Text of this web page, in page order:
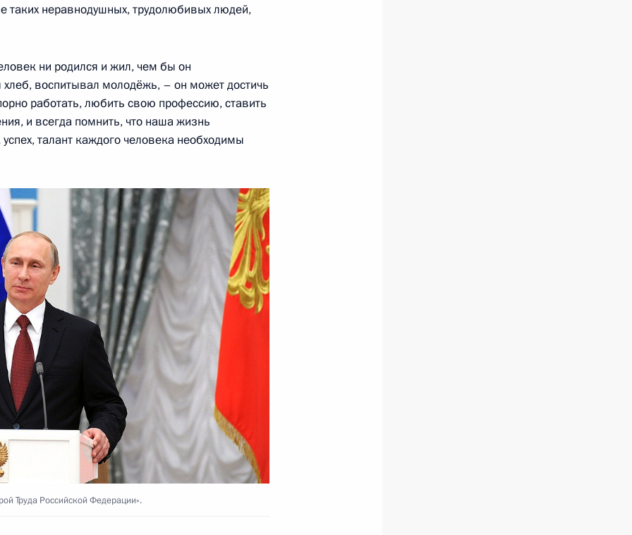
Российской Федерации»
11
Франсуа Олландом
Безопасности
Ново-Огарёво
1
прав предпринимателей
Ново-Огарёво
Ново-Огарёво
1
таких неравнодушных, трудолюбивых людей,
ни родился и жил, чем бы он
хлеб, воспитывал молодёжь, – он может достичь
работать, любить свою профессию, ставить
и всегда помнить, что наша жизнь
талант каждого человека необходимы
Труда Российской Федерации».